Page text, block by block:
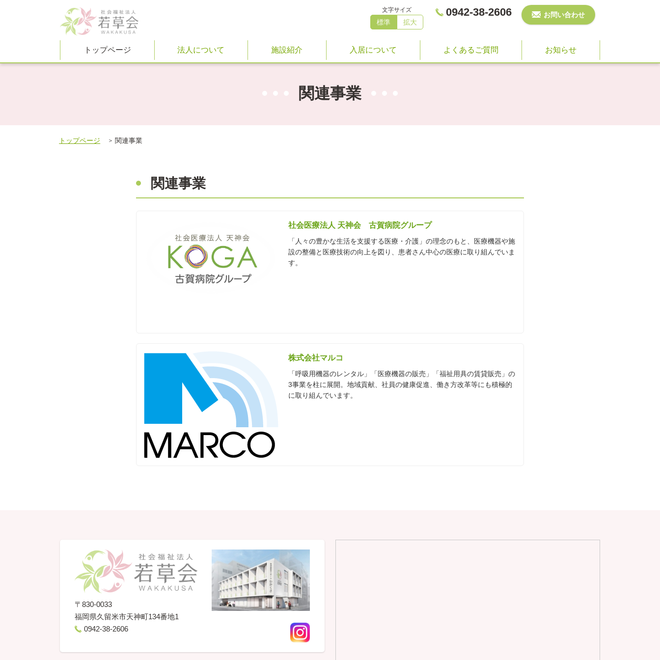
文字サイズ
標準 拡大
0942-38-2606 お問い合わせ
トップページ 法人について 施設紹介 入居について よくあるご質問 お知らせ
関連事業
トップページ 関連事業
関連事業
社会医療法人 天神会 古賀病院グループ
「人々の豊かな⽣活を⽀援する医療・介護」の理念のもと、医療機器や施
設の整備と医療技術の向上を図り、患者さん中⼼の医療に取り組んでいま
す。
株式会社マルコ
「呼吸⽤機器のレンタル」「医療機器の販売」「福祉⽤具の賃貸販売」の
3事業を柱に展開。地域貢献、社員の健康促進、働き⽅改⾰等にも積極的
に取り組んでいます。
〒830-0033
福岡県久留米市天神町134番地1
0942-38-2606